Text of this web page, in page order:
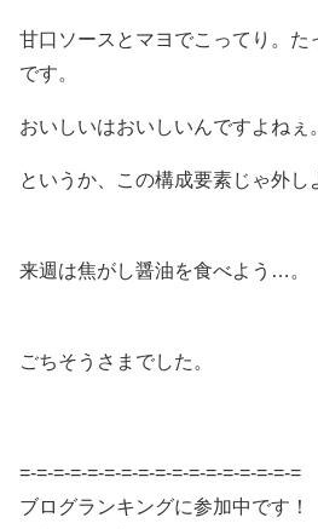
甘口ソースとマヨでこってり。た
です。
おいしいはおいしいんですよねぇ
というか、この構成要素じゃ外し
来週は焦がし醤油を食べよう…。
ごちそうさまでした。
=-=-=-=-=-=-=-=-=-=-=-=-=-=-=-=-=
ブログランキングに参加中です！